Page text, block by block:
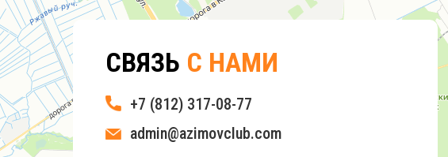
СВЯЗЬ С НАМИ
+7 (812) 317-08-77
admin@azimovclub.com